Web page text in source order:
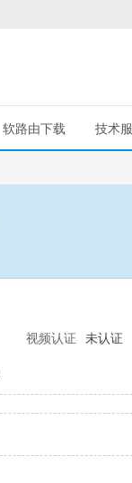
软路由下载 技术
视频认证 未认证